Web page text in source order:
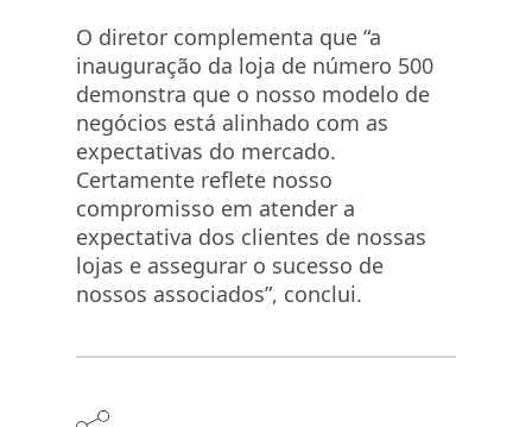
O diretor complementa que “a
inauguração da loja de número 500
demonstra que o nosso modelo de
negócios está alinhado com as
expectativas do mercado.
Certamente reflete nosso
compromisso em atender a
expectativa dos clientes de nossas
lojas e assegurar o sucesso de
nossos associados”, conclui.